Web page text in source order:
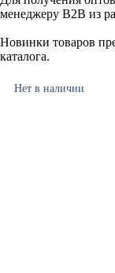
менеджеру B2B из
Новинки товаров
каталога.
Нет в наличии